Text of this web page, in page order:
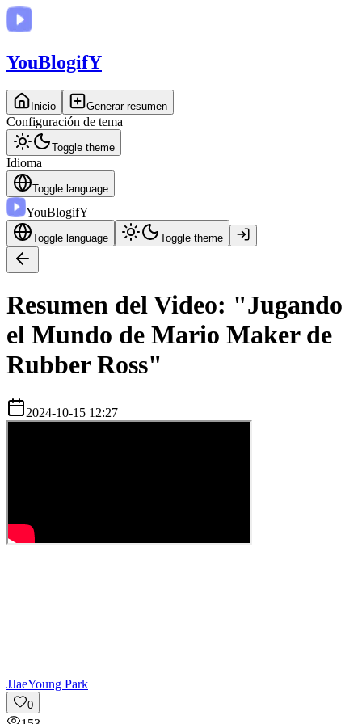
YouBlogifY
Inicio Generar resumen
Configuración de tema
Toggle theme
Idioma
Toggle language
YouBlogifY
Toggle language Toggle theme
Resumen del Video: "Jugando
el Mundo de Mario Maker de
Rubber Ross"
2024-10-15 12:27
JJaeYoung Park
0